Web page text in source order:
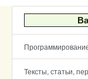
Тексты, статьи,